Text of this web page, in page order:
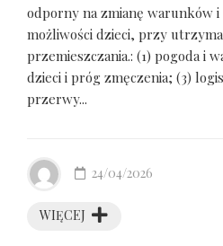
odporny na zmianę warunków i
możliwości dzieci, przy
przemieszczania.: (1) pogoda i
dzieci i próg zmęczenia; (3)
przerwy...
WIĘCEJ
24/04/2026